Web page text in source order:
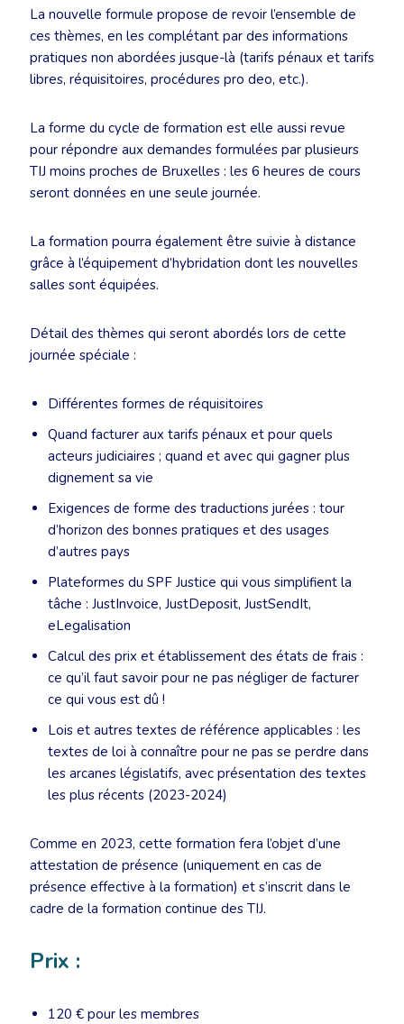
La nouvelle formule propose de revoir l’ensemble de
ces thèmes, en les complétant par des informations
pratiques non abordées jusque-là (tarifs pénaux et tarifs
libres, réquisitoires, procédures pro deo, etc.).
La forme du cycle de formation est elle aussi revue
pour répondre aux demandes formulées par plusieurs
TIJ moins proches de Bruxelles : les 6 heures de cours
seront données en une seule journée.
La formation pourra également être suivie à distance
grâce à l’équipement d’hybridation dont les nouvelles
salles sont équipées.
Détail des thèmes qui seront abordés lors de cette
journée spéciale :
Différentes formes de réquisitoires
Quand facturer aux tarifs pénaux et pour quels
acteurs judiciaires ; quand et avec qui gagner plus
dignement sa vie
Exigences de forme des traductions jurées : tour
d’horizon des bonnes pratiques et des usages
d’autres pays
Plateformes du SPF Justice qui vous simplifient la
tâche : JustInvoice, JustDeposit, JustSendIt,
eLegalisation
Calcul des prix et établissement des états de frais :
ce qu’il faut savoir pour ne pas négliger de facturer
ce qui vous est dû !
Lois et autres textes de référence applicables : les
textes de loi à connaître pour ne pas se perdre dans
les arcanes législatifs, avec présentation des textes
les plus récents (2023-2024)
Comme en 2023, cette formation fera l’objet d’une
attestation de présence (uniquement en cas de
présence effective à la formation) et s’inscrit dans le
cadre de la formation continue des TIJ.
Prix :
120 € pour les membres